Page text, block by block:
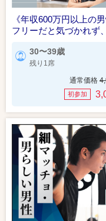
《年収600万円以上の男
フリーだと気づかれず
30〜39歳
残り1席
通常価格
初参加